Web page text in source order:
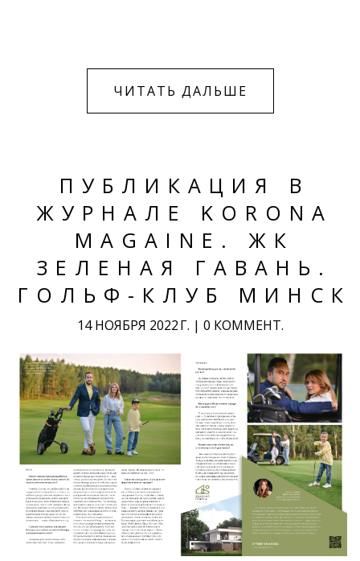
ЧИТАТЬ ДАЛЬШЕ
ПУБЛИКАЦИЯ В
ЖУРНАЛЕ KORONA
MAGAINE. ЖК
ЗЕЛЕНАЯ ГАВАНЬ.
ГОЛЬФ-КЛУБ МИНСК
14 НОЯБРЯ 2022 Г. | 0 КОММЕНТ.